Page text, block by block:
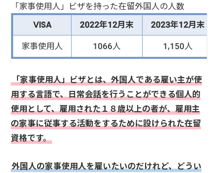
「家事使用人」ビザを持った在留外国人の人数
VISA
2022年12月末
2023年12月末
家事使用人
1066人 1,150人
「家事使用人」ビザとは、外国人である雇い主が使
用する言語で、日常会話を行うことができる個人的
使用として、雇用された１８歳以上の者が、雇用主
の家事に従事する活動をするために設けられた在留
資格です。
外国人の家事使用人を雇いたいのだけれど、どうい